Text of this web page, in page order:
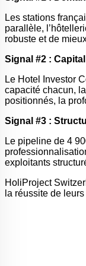
Les stations
parallèle,
robuste et de
Signal #2 :
Le Hotel Investor
capacité chacun,
positionnés, la
Signal #3 :
Le pipeline de 4
exploitants
HoliProject
la réussite de leurs